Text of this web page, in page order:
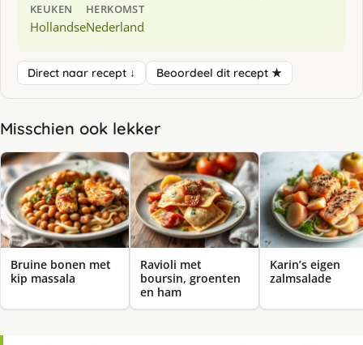
KEUKEN
Hollandse
HERKOMST
Nederland
Direct naar recept ↓ Beoordeel dit recept ★
Misschien ook lekker
Bruine bonen met
kip massala
Ravioli met
boursin, groenten
en ham
Karin’s eigen
zalmsalade